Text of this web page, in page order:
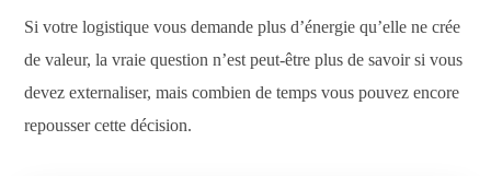
Si votre logistique vous demande plus d’énergie qu’elle ne crée
de valeur, la vraie question n’est peut-être plus de savoir si vous
devez externaliser, mais combien de temps vous pouvez encore
repousser cette décision.